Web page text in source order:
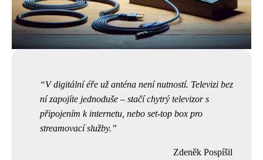
V digitální éře už anténa není nutností. Televizi bez
ní zapojíte jednoduše – stačí chytrý televizor s
připojením k internetu, nebo set-top box pro
streamovací služby.
Zdeněk Pospíšil